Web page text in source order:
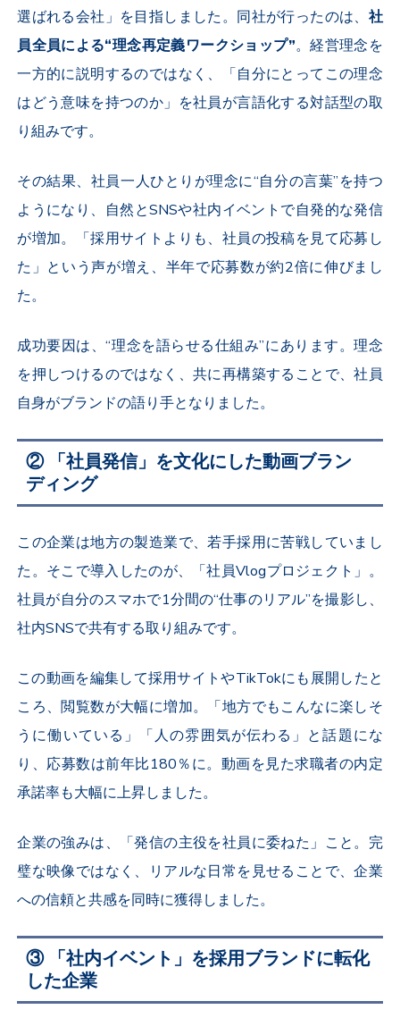
選ばれる会社」を目指しました。同社が行ったのは、 社
員全員による“理念再定義ワークショップ”。経営理念を
一方的に説明するのではなく、「自分にとってこの理念
はどう意味を持つのか」を社員が言語化する対話型の取
り組みです。
その結果、社員一人ひとりが理念に“自分の言葉”を持つ
ようになり、自然とSNSや社内イベントで自発的な発信
が増加。「採用サイトよりも、社員の投稿を見て応募し
た」という声が増え、半年で応募数が約2倍に伸びまし
た。
成功要因は、“理念を語らせる仕組み”にあります。理念
を押しつけるのではなく、共に再構築することで、社員
自身がブランドの語り手となりました。
② 「社員発信」を文化にした動画ブラン
ディング
この企業は地方の製造業で、若手採用に苦戦していまし
た。そこで導入したのが、「社員Vlogプロジェクト」。
社員が自分のスマホで1分間の“仕事のリアル”を撮影し、
社内SNSで共有する取り組みです。
この動画を編集して採用サイトやTikTokにも展開したと
ころ、閲覧数が大幅に増加。「地方でもこんなに楽しそ
うに働いている」「人の雰囲気が伝わる」と話題にな
り、応募数は前年比180％に。動画を見た求職者の内定
承諾率も大幅に上昇しました。
企業の強みは、「発信の主役を社員に委ねた」こと。完
璧な映像ではなく、リアルな日常を見せることで、企業
への信頼と共感を同時に獲得しました。
③ 「社内イベント」を採用ブランドに転化
した企業